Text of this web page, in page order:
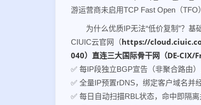
游运营商未启用TCP Fast Open（TFO
为什么优质IP无法“低价复制”？基
CIUIC云官网（https://
040）直连三大国际骨干网（DE-
✅ 每IP段独立BGP宣告（非聚合路由）
✅ 全量IP预置rDNS，绑定客户域名并
✅ 每日自动扫描RBL状态，命中即隔